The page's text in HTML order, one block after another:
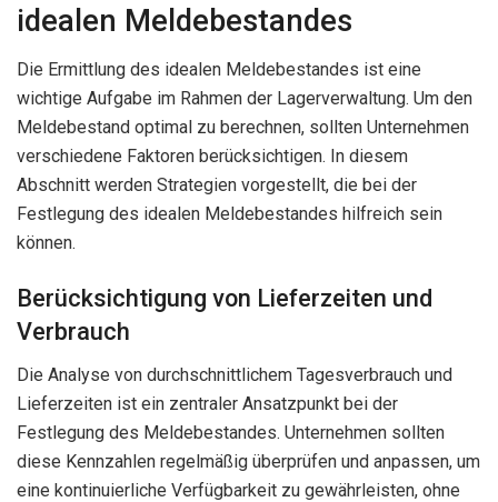
idealen Meldebestandes
Die Ermittlung des idealen Meldebestandes ist eine
wichtige Aufgabe im Rahmen der Lagerverwaltung. Um den
Meldebestand optimal zu berechnen, sollten Unternehmen
verschiedene Faktoren berücksichtigen. In diesem
Abschnitt werden Strategien vorgestellt, die bei der
Festlegung des idealen Meldebestandes hilfreich sein
können.
Berücksichtigung von Lieferzeiten und
Verbrauch
Die Analyse von durchschnittlichem Tagesverbrauch und
Lieferzeiten ist ein zentraler Ansatzpunkt bei der
Festlegung des Meldebestandes. Unternehmen sollten
diese Kennzahlen regelmäßig überprüfen und anpassen, um
eine kontinuierliche Verfügbarkeit zu gewährleisten, ohne